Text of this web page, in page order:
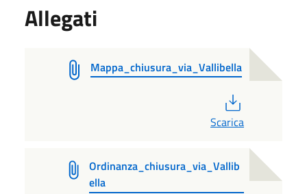
Allegati
Mappa_chiusura_via_Vallibella
Scarica
Ordinanza_chiusura_via_Vallib
ella